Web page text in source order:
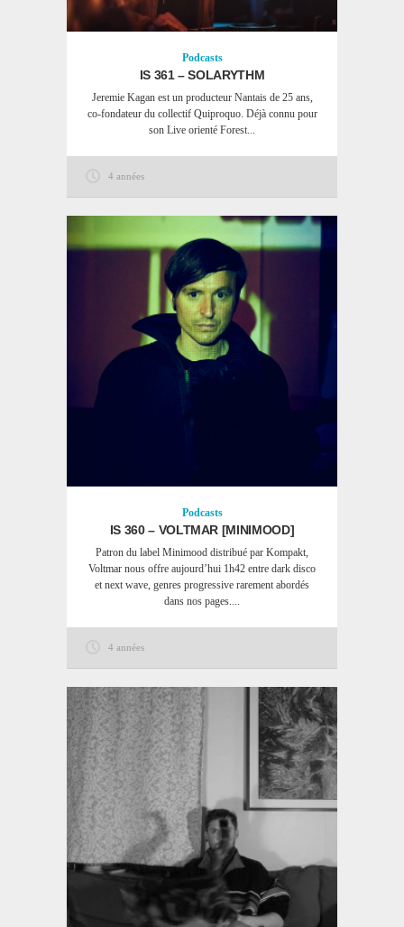
Podcasts
IS 361 – SOLARYTHM
Jeremie Kagan est un producteur Nantais de 25 ans,
co-fondateur du collectif Quiproquo. Déjà connu pour
son Live orienté Forest...
4 années
Podcasts
IS 360 – VOLTMAR [MINIMOOD]
Patron du label Minimood distribué par Kompakt,
Voltmar nous offre aujourd’hui 1h42 entre dark disco
et next wave, genres progressive rarement abordés
dans nos pages....
4 années